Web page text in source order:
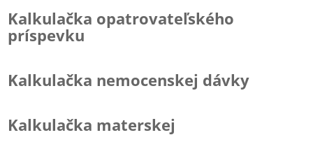
Kalkulačka opatrovateľského
príspevku
Kalkulačka nemocenskej dávky
Kalkulačka materskej